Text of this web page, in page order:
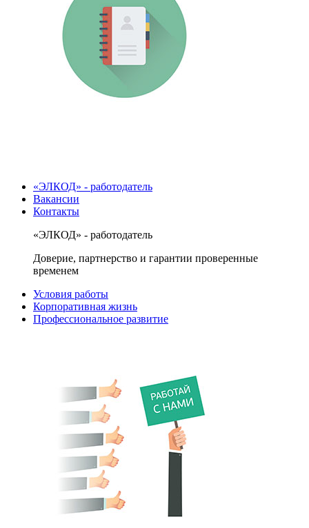
«ЭЛКОД» - работодатель
Вакансии
Контакты
«ЭЛКОД» - работодатель
Доверие, партнерство и гарантии проверенные
временем
Условия работы
Корпоративная жизнь
Профессиональное развитие